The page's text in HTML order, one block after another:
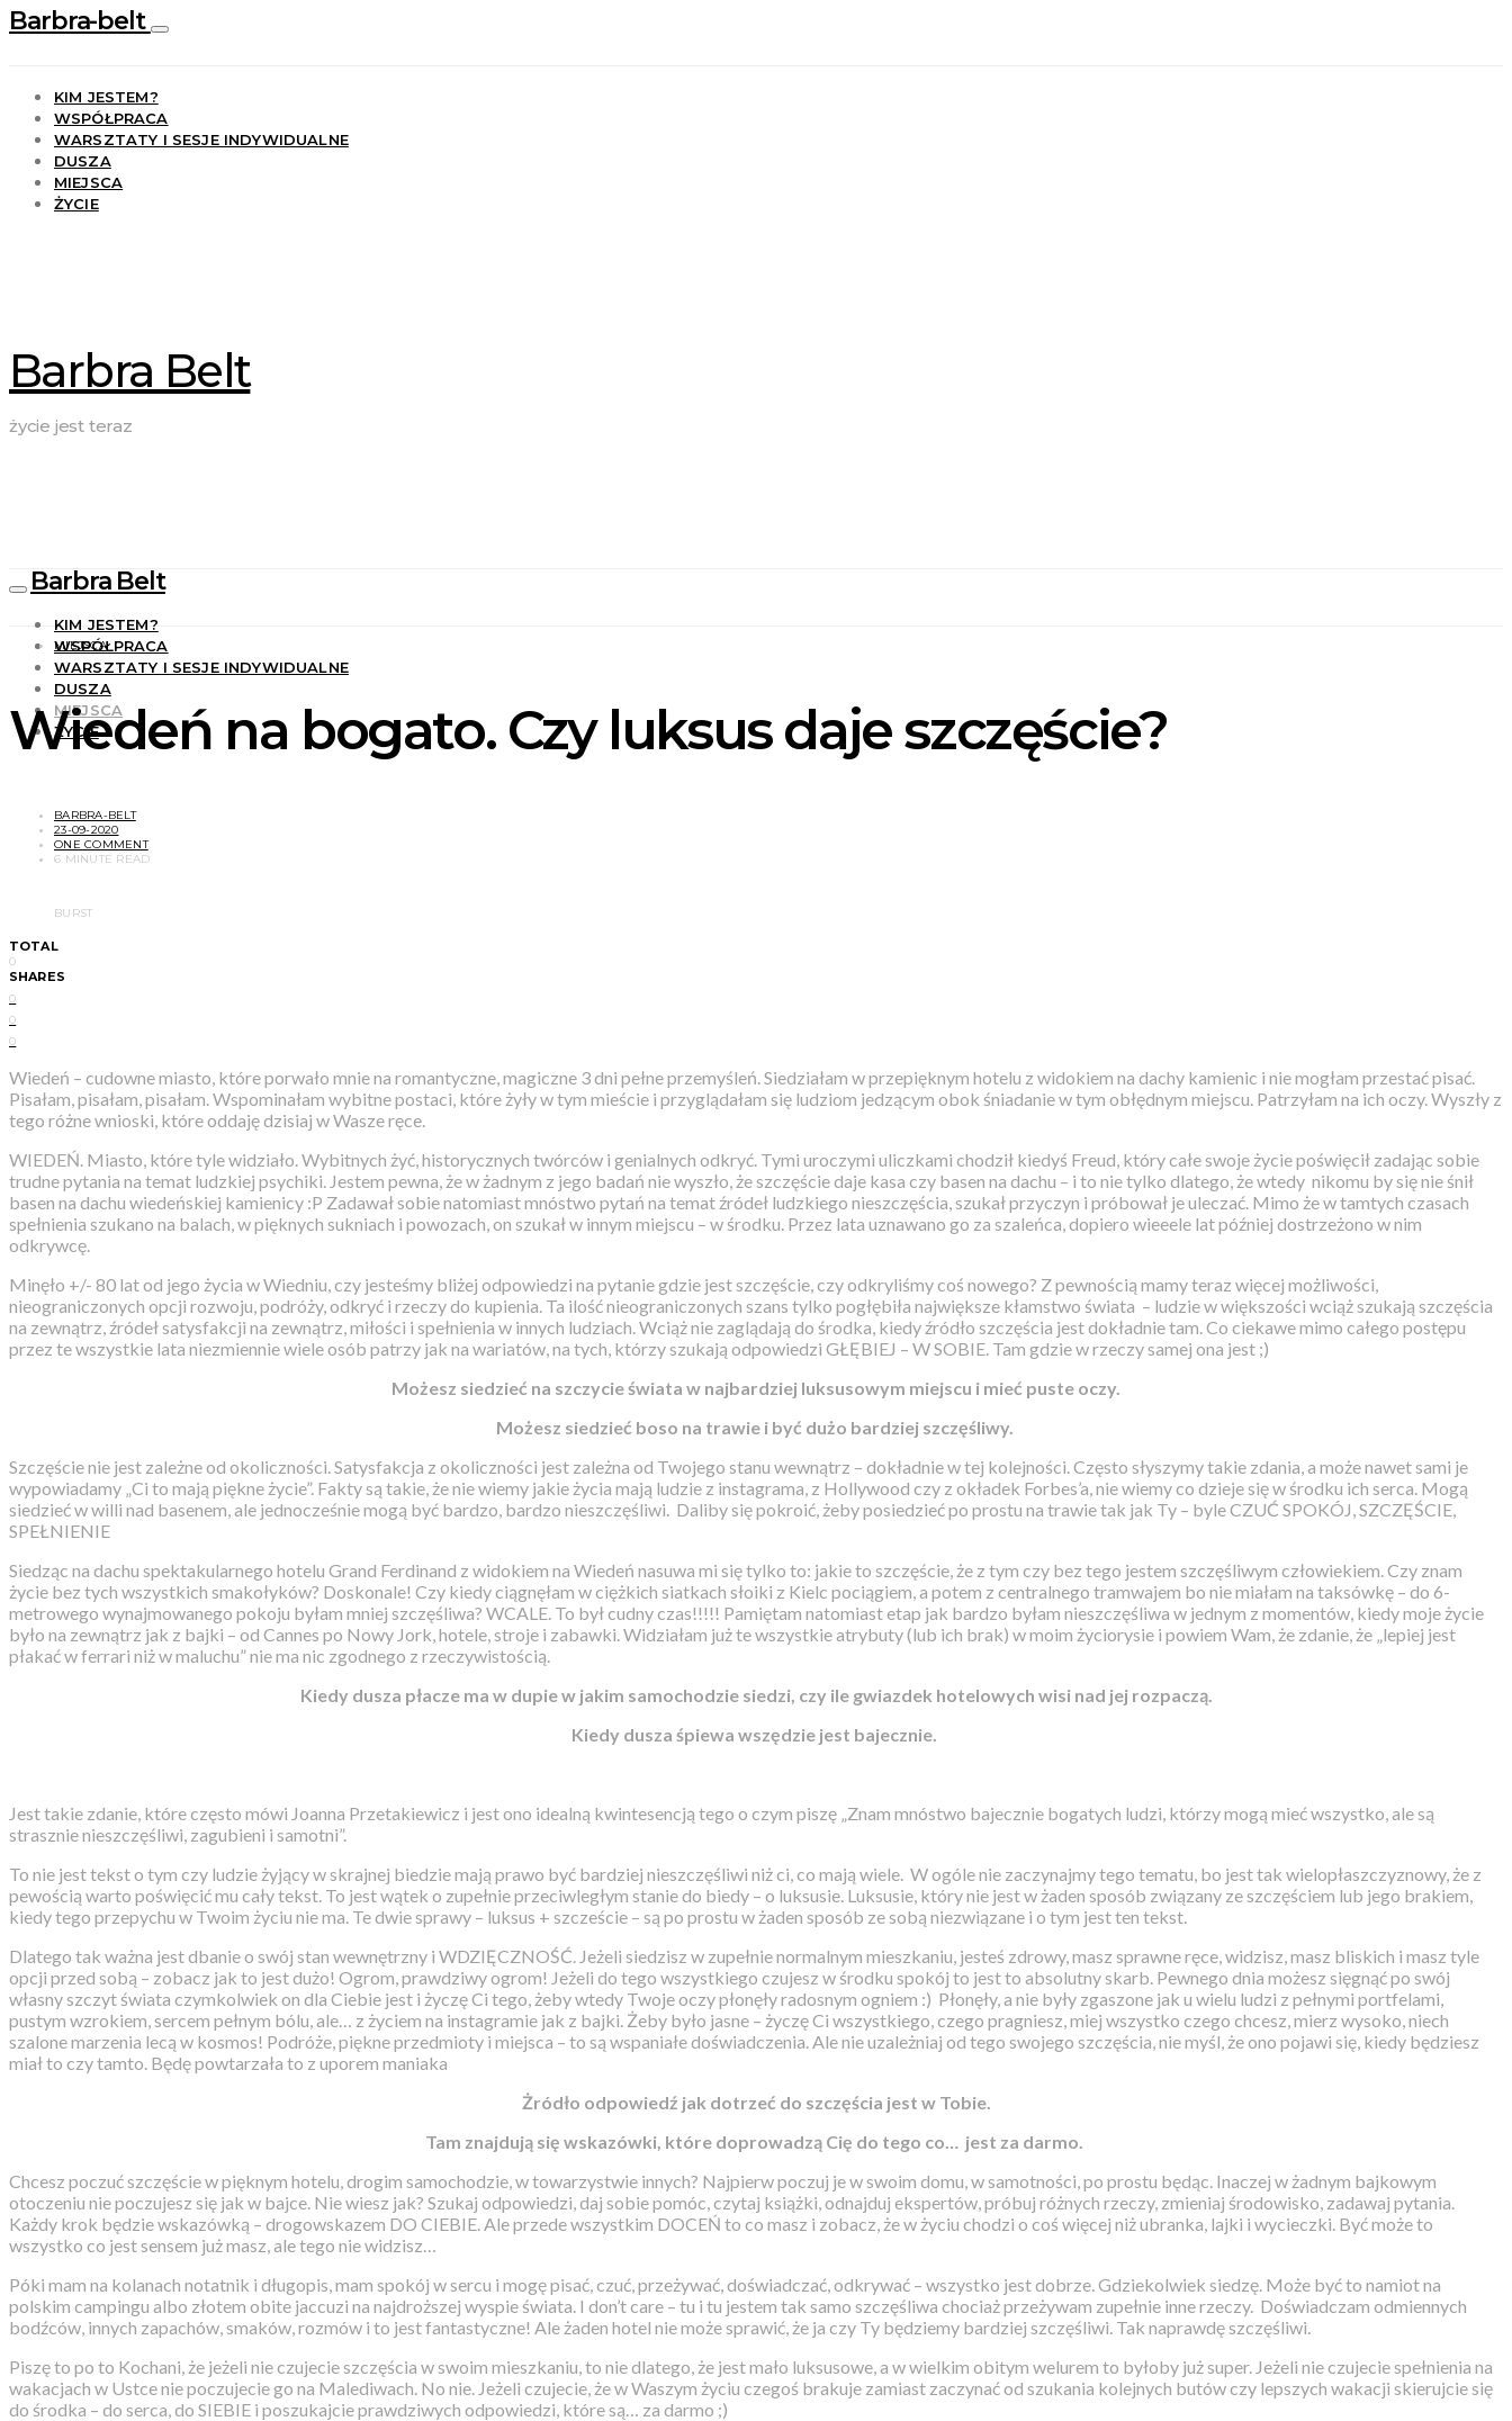
Barbra-belt
KIM JESTEM?
WSPÓŁPRACA
WARSZTATY I SESJE INDYWIDUALNE
DUSZA
MIEJSCA
ŻYCIE
Barbra Belt
życie jest teraz
Barbra Belt
KIM JESTEM?
WSPÓŁPRACA
WARSZTATY I SESJE INDYWIDUALNE
DUSZA
MIEJSCA
ŻYCIE
MIEJSCA
Wiedeń na bogato. Czy luksus daje szczęście?
BARBRA-BELT
23-09-2020
ONE COMMENT
6 MINUTE READ
BURST
TOTAL
0
SHARES
0
0
0
Wiedeń – cudowne miasto, które porwało mnie na romantyczne, magiczne 3 dni pełne przemyśleń. Siedziałam w przepięknym hotelu z widokiem na dachy kamienic i nie mogłam przestać pisać.
Pisałam, pisałam, pisałam. Wspominałam wybitne postaci, które żyły w tym mieście i przyglądałam się ludziom jedzącym obok śniadanie w tym obłędnym miejscu. Patrzyłam na ich oczy. Wyszły z
tego różne wnioski, które oddaję dzisiaj w Wasze ręce.
WIEDEŃ. Miasto, które tyle widziało. Wybitnych żyć, historycznych twórców i genialnych odkryć. Tymi uroczymi uliczkami chodził kiedyś Freud, który całe swoje życie poświęcił zadając sobie
trudne pytania na temat ludzkiej psychiki. Jestem pewna, że w żadnym z jego badań nie wyszło, że szczęście daje kasa czy basen na dachu – i to nie tylko dlatego, że wtedy nikomu by się nie śnił
basen na dachu wiedeńskiej kamienicy :P Zadawał sobie natomiast mnóstwo pytań na temat źródeł ludzkiego nieszczęścia, szukał przyczyn i próbował je uleczać. Mimo że w tamtych czasach
spełnienia szukano na balach, w pięknych sukniach i powozach, on szukał w innym miejscu – w środku. Przez lata uznawano go za szaleńca, dopiero wieeele lat później dostrzeżono w nim
odkrywcę.
Minęło +/- 80 lat od jego życia w Wiedniu, czy jesteśmy bliżej odpowiedzi na pytanie gdzie jest szczęście, czy odkryliśmy coś nowego? Z pewnością mamy teraz więcej możliwości,
nieograniczonych opcji rozwoju, podróży, odkryć i rzeczy do kupienia. Ta ilość nieograniczonych szans tylko pogłębiła największe kłamstwo świata – ludzie w większości wciąż szukają szczęścia
na zewnątrz, źródeł satysfakcji na zewnątrz, miłości i spełnienia w innych ludziach. Wciąż nie zaglądają do środka, kiedy źródło szczęścia jest dokładnie tam. Co ciekawe mimo całego postępu
przez te wszystkie lata niezmiennie wiele osób patrzy jak na wariatów, na tych, którzy szukają odpowiedzi GŁĘBIEJ – W SOBIE. Tam gdzie w rzeczy samej ona jest ;)
Możesz siedzieć na szczycie świata w najbardziej luksusowym miejscu i mieć puste oczy.
Możesz siedzieć boso na trawie i być dużo bardziej szczęśliwy.
Szczęście nie jest zależne od okoliczności. Satysfakcja z okoliczności jest zależna od Twojego stanu wewnątrz – dokładnie w tej kolejności. Często słyszymy takie zdania, a może nawet sami je
wypowiadamy „Ci to mają piękne życie”. Fakty są takie, że nie wiemy jakie życia mają ludzie z instagrama, z Hollywood czy z okładek Forbes’a, nie wiemy co dzieje się w środku ich serca. Mogą
siedzieć w willi nad basenem, ale jednocześnie mogą być bardzo, bardzo nieszczęśliwi. Daliby się pokroić, żeby posiedzieć po prostu na trawie tak jak Ty – byle CZUĆ SPOKÓJ, SZCZĘŚCIE,
SPEŁNIENIE
Siedząc na dachu spektakularnego hotelu Grand Ferdinand z widokiem na Wiedeń nasuwa mi się tylko to: jakie to szczęście, że z tym czy bez tego jestem szczęśliwym człowiekiem. Czy znam
życie bez tych wszystkich smakołyków? Doskonale! Czy kiedy ciągnęłam w ciężkich siatkach słoiki z Kielc pociągiem, a potem z centralnego tramwajem bo nie miałam na taksówkę – do 6-
metrowego wynajmowanego pokoju byłam mniej szczęśliwa? WCALE. To był cudny czas!!!!! Pamiętam natomiast etap jak bardzo byłam nieszczęśliwa w jednym z momentów, kiedy moje życie
było na zewnątrz jak z bajki – od Cannes po Nowy Jork, hotele, stroje i zabawki. Widziałam już te wszystkie atrybuty (lub ich brak) w moim życiorysie i powiem Wam, że zdanie, że „lepiej jest
płakać w ferrari niż w maluchu” nie ma nic zgodnego z rzeczywistością.
Kiedy dusza płacze ma w dupie w jakim samochodzie siedzi, czy ile gwiazdek hotelowych wisi nad jej rozpaczą.
Kiedy dusza śpiewa wszędzie jest bajecznie.
Jest takie zdanie, które często mówi Joanna Przetakiewicz i jest ono idealną kwintesencją tego o czym piszę „Znam mnóstwo bajecznie bogatych ludzi, którzy mogą mieć wszystko, ale są
strasznie nieszczęśliwi, zagubieni i samotni”.
To nie jest tekst o tym czy ludzie żyjący w skrajnej biedzie mają prawo być bardziej nieszczęśliwi niż ci, co mają wiele. W ogóle nie zaczynajmy tego tematu, bo jest tak wielopłaszczyznowy, że z
pewością warto poświęcić mu cały tekst. To jest wątek o zupełnie przeciwległym stanie do biedy – o luksusie. Luksusie, który nie jest w żaden sposób związany ze szczęściem lub jego brakiem,
kiedy tego przepychu w Twoim życiu nie ma. Te dwie sprawy – luksus + szczeście – są po prostu w żaden sposób ze sobą niezwiązane i o tym jest ten tekst.
Dlatego tak ważna jest dbanie o swój stan wewnętrzny i WDZIĘCZNOŚĆ. Jeżeli siedzisz w zupełnie normalnym mieszkaniu, jesteś zdrowy, masz sprawne ręce, widzisz, masz bliskich i masz tyle
opcji przed sobą – zobacz jak to jest dużo! Ogrom, prawdziwy ogrom! Jeżeli do tego wszystkiego czujesz w środku spokój to jest to absolutny skarb. Pewnego dnia możesz sięgnąć po swój
własny szczyt świata czymkolwiek on dla Ciebie jest i życzę Ci tego, żeby wtedy Twoje oczy płonęły radosnym ogniem :) Płonęły, a nie były zgaszone jak u wielu ludzi z pełnymi portfelami,
pustym wzrokiem, sercem pełnym bólu, ale… z życiem na instagramie jak z bajki. Żeby było jasne – życzę Ci wszystkiego, czego pragniesz, miej wszystko czego chcesz, mierz wysoko, niech
szalone marzenia lecą w kosmos! Podróże, piękne przedmioty i miejsca – to są wspaniałe doświadczenia. Ale nie uzależniaj od tego swojego szczęścia, nie myśl, że ono pojawi się, kiedy będziesz
miał to czy tamto. Będę powtarzała to z uporem maniaka
Żródło odpowiedź jak dotrzeć do szczęścia jest w Tobie.
Tam znajdują się wskazówki, które doprowadzą Cię do tego co… jest za darmo.
Chcesz poczuć szczęście w pięknym hotelu, drogim samochodzie, w towarzystwie innych? Najpierw poczuj je w swoim domu, w samotności, po prostu będąc. Inaczej w żadnym bajkowym
otoczeniu nie poczujesz się jak w bajce. Nie wiesz jak? Szukaj odpowiedzi, daj sobie pomóc, czytaj książki, odnajduj ekspertów, próbuj różnych rzeczy, zmieniaj środowisko, zadawaj pytania.
Każdy krok będzie wskazówką – drogowskazem DO CIEBIE. Ale przede wszystkim DOCEŃ to co masz i zobacz, że w życiu chodzi o coś więcej niż ubranka, lajki i wycieczki. Być może to
wszystko co jest sensem już masz, ale tego nie widzisz…
Póki mam na kolanach notatnik i długopis, mam spokój w sercu i mogę pisać, czuć, przeżywać, doświadczać, odkrywać – wszystko jest dobrze. Gdziekolwiek siedzę. Może być to namiot na
polskim campingu albo złotem obite jaccuzi na najdroższej wyspie świata. I don’t care – tu i tu jestem tak samo szczęśliwa chociaż przeżywam zupełnie inne rzeczy. Doświadczam odmiennych
bodźców, innych zapachów, smaków, rozmów i to jest fantastyczne! Ale żaden hotel nie może sprawić, że ja czy Ty będziemy bardziej szczęśliwi. Tak naprawdę szczęśliwi.
Piszę to po to Kochani, że jeżeli nie czujecie szczęścia w swoim mieszkaniu, to nie dlatego, że jest mało luksusowe, a w wielkim obitym welurem to byłoby już super. Jeżeli nie czujecie spełnienia na
wakacjach w Ustce nie poczujecie go na Malediwach. No nie. Jeżeli czujecie, że w Waszym życiu czegoś brakuje zamiast zaczynać od szukania kolejnych butów czy lepszych wakacji skierujcie się
do środka – do serca, do SIEBIE i poszukajcie prawdziwych odpowiedzi, które są… za darmo ;)